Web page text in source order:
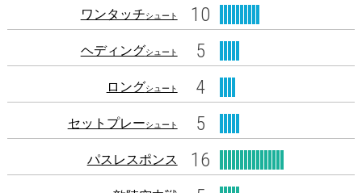
ワンタッチシュート 10
ヘディングシュート 5
ロングシュート 4
セットプレーシュート 5
パスレスポンス 16